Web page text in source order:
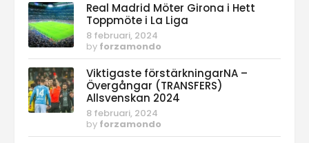
Real Madrid Möter Girona i Hett
Toppmöte i La Liga
8 februari, 2024
by forzamondo
Viktigaste förstärkningarNA –
Övergångar (TRANSFERS)
Allsvenskan 2024
8 februari, 2024
by forzamondo